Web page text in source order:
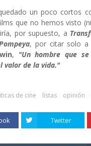
un poco cortos
que no hemos visto
por supuesto, a
, por citar solo a
, "Un hombre que
valor de la vida."
de cine listas opinión
Twitter